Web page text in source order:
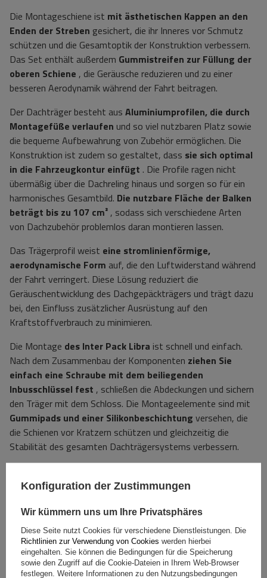
Die Montageschiene ist mit ästhetischen Kappen an den
Enden der Streben gesichert, die ihr Inneres vor Schmutz
schützen und die Gesamtoptik der Konstruktion verbessern.
Das Set enthält außerdem Gummistreifen zur Füllung der
oberen Schiene , die Geräusche reduzieren und zu einer
besseren Aerodynamik während der Fahrt beitragen.
Der Dachträger besteht aus Aluminiumprofilen, die durch
Montagefüße verlaufen und so viel nutzbaren Platz sowie
die bequeme Aufbewahrung von Zubehör ermöglichen. Die
Konstruktion ist zudem so gestaltet, dass sie sich optimal
in die Fahrzeugkontur einfügt . Die Profile ragen nicht
übermäßig über die Dachreling hinaus und sorgen so für ein
harmonisches Gesamtbild. Die nutzbare Fläche der Balken
beträgt bis zu 107 cm² , sodass sich verschiedene Arten
von Dachzubehör problemlos daran montieren lassen.
Das Trägerprofil weist eine stromlinienförmige,
aerodynamische Form auf, die den Luftwiderstand während
der Fahrt verringert. Diese Lösung reduziert die
Geräuschentwicklung des Dachgepäckträgers und trägt dazu
bei, den Einfluss zusätzlicher Ausrüstung auf den
Kraftstoffverbrauch zu minimieren.
Die Montage des Inter Pack Libra ist schnell und einfach.
Nach dem Zusammenbau der Komponenten ziehen Sie
einfach eine Schraube mit dem beiliegenden
Inbusschlüssel fest , schließen die Abdeckungen und sichern
den Träger mit dem Schloss. Die Montageelemente sind mit
Gummipads und einer Silikonbeschichtung versehen, die
die Schienen vor Kratzern schützen und gleichzeitig die
Stabilität des gesamten Dachträgersystems verbessern.
Spezifikation
Das Produkt passt zu Autos
Stelle eine Frage
Konfiguration der Zustimmungen
Wir kümmern uns um Ihre Privatsphäres
Diese Seite nutzt Cookies für verschiedene Dienstleistungen. Die
Richtlinien zur Verwendung von Cookies werden hierbei
eingehalten. Sie können die Bedingungen für die Speicherung
sowie den Zugriff auf die Cookie-Dateien in Ihrem Web-Browser
festlegen. Weitere Informationen zu den Nutzungsbedingungen